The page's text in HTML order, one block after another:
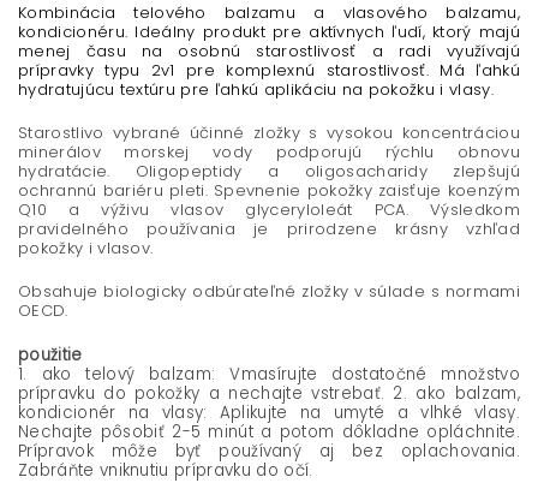
Kombinácia telového balzamu a vlasového balzamu,
kondicionéru. Ideálny produkt pre aktívnych ľudí, ktorý majú
menej času na osobnú starostlivosť a radi využívajú
prípravky typu 2v1 pre komplexnú starostlivosť. Má ľahkú
hydratujúcu textúru pre ľahkú aplikáciu na pokožku i vlasy.
Starostlivo vybrané účinné zložky s vysokou koncentráciou
minerálov morskej vody podporujú rýchlu obnovu
hydratácie. Oligopeptidy a oligosacharidy zlepšujú
ochrannú bariéru pleti. Spevnenie pokožky zaisťuje koenzým
Q10 a výživu vlasov glyceryloleát PCA. Výsledkom
pravidelného používania je prirodzene krásny vzhľad
pokožky i vlasov.
Obsahuje biologicky odbúrateľné zložky v súlade s normami
OECD.
použitie
1. ako telový balzam: Vmasírujte dostatočné množstvo
prípravku do pokožky a nechajte vstrebať. 2. ako balzam,
kondicionér na vlasy: Aplikujte na umyté a vlhké vlasy.
Nechajte pôsobiť 2-5 minút a potom dôkladne opláchnite.
Prípravok môže byť používaný aj bez oplachovania.
Zabráňte vniknutiu prípravku do očí.